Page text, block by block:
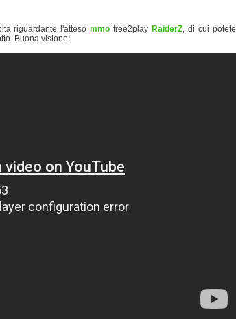
riguardante l'attesommo free2play RaiderZ, di cui potete
Buona visione!